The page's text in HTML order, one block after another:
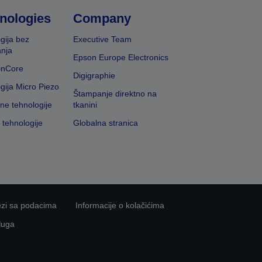
bez
Micro Piezo
tehnologije
tehnologije
Company
Executive Team
Epson Europe Electronics
Digigraphie
Štampanje direktno na
tkanini
Globalna stranica
sa podacima
Informacije o kolačićima